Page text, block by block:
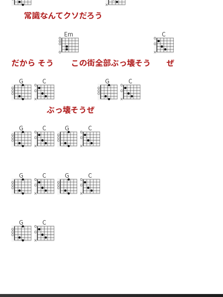
常識なんてクソだろう
だから そう
Em
この街全部ぶっ壊そう
C
ぜ
G C
ぶっ壊そうぜ
G C
G C G C
G C G C
G C